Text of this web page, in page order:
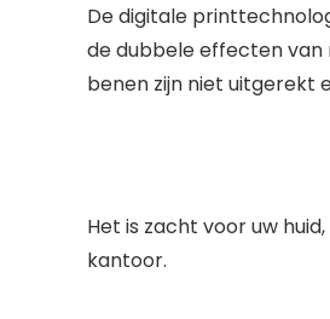
De digitale
de dubbele effecten
benen zijn niet uitgerekt
Het is zacht voor uw
kantoor.